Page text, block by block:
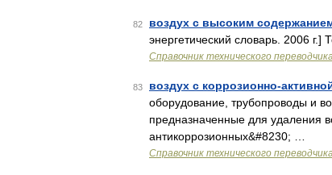
82 воздух с высоким
энергетический словарь. 2006
Справочник технического
83 воздух с коррозионно-
оборудование, трубопроводы и
предназначенные для удаления
антикоррозионных&#8230; …
Справочник технического